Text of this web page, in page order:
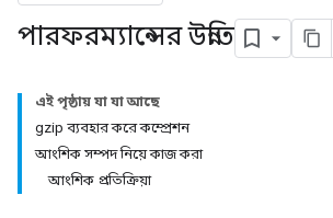
পারফরম্যান্সের উন্নতি
এই পৃষ্ঠায় যা যা আছে
gzip ব্যবহার করে কম্প্রেশন
আংশিক সম্পদ নিয়ে কাজ করা
আংশিক প্রতিক্রিয়া